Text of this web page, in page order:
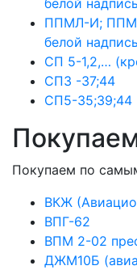
ППМЛ-И;
белой
СП 5-1,2,…
СП3 -37;44
СП5-35;39;44
Покупаем по
ВКЖ
ВПГ-62
ВПМ 2-02
ДЖМ10Б